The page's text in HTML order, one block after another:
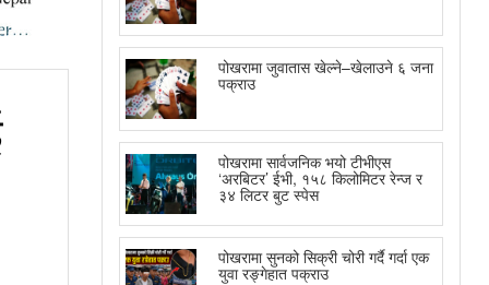
पोखरामा जुवातास खेल्ने–खेलाउने ६ जना
पक्राउ
पोखरामा सार्वजनिक भयो टीभीएस
‘अरबिटर’ ईभी, १५८ किलोमिटर रेन्ज र
३४ लिटर बुट स्पेस
पोखरामा सुनको सिक्री चोरी गर्दै गर्दा एक
युवा रङ्गेहात पक्राउ